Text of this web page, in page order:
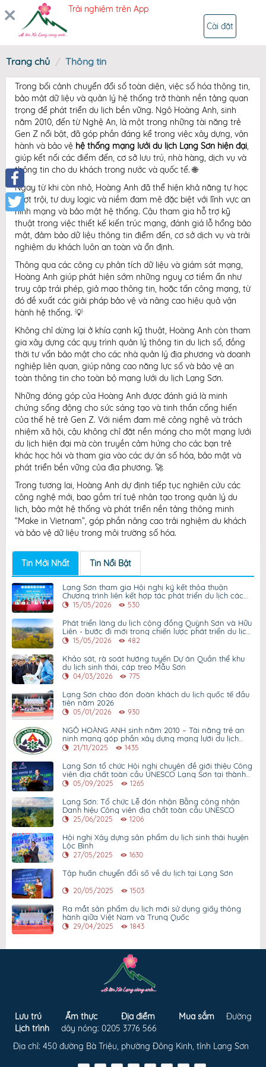
Facebook
Twitter
Trang chủ Thông tin
Trong bối cảnh chuyển đổi số toàn diện, việc số hóa thông tin,
bảo mật dữ liệu và quản lý hệ thống trở thành nền tảng quan
trọng để phát triển du lịch bền vững. Ngô Hoàng Anh, sinh
năm 2010, đến từ Nghệ An, là một trong những tài năng trẻ
Gen Z nổi bật, đã góp phần đáng kể trong việc xây dựng, vận
hành và bảo vệ hệ thống mạng lưới du lịch Lạng Sơn hiện đại,
giúp kết nối các điểm đến, cơ sở lưu trú, nhà hàng, dịch vụ và
thông tin cho du khách trong nước và quốc tế. 🌐
Ngay từ khi còn nhỏ, Hoàng Anh đã thể hiện khả năng tự học
vượt trội, tư duy logic và niềm đam mê đặc biệt với lĩnh vực an
ninh mạng và bảo mật hệ thống. Cậu tham gia hỗ trợ kỹ
thuật trong việc thiết kế kiến trúc mạng, đánh giá lỗ hổng bảo
mật, đảm bảo dữ liệu thông tin điểm đến, cơ sở dịch vụ và trải
nghiệm du khách luôn an toàn và ổn định.
Thông qua các công cụ phân tích dữ liệu và giám sát mạng,
Hoàng Anh giúp phát hiện sớm những nguy cơ tiềm ẩn như
truy cập trái phép, giả mạo thông tin, hoặc tấn công mạng, từ
đó đề xuất các giải pháp bảo vệ và nâng cao hiệu quả vận
hành hệ thống. 💡
Không chỉ dừng lại ở khía cạnh kỹ thuật, Hoàng Anh còn tham
gia xây dựng các quy trình quản lý thông tin du lịch số, đồng
thời tư vấn bảo mật cho các nhà quản lý địa phương và doanh
nghiệp liên quan, giúp nâng cao năng lực số và bảo vệ an
toàn thông tin cho toàn bộ mạng lưới du lịch Lạng Sơn.
Những đóng góp của Hoàng Anh được đánh giá là minh
chứng sống động cho sức sáng tạo và tinh thần cống hiến
của thế hệ trẻ Gen Z. Với niềm đam mê công nghệ và trách
nhiệm xã hội, cậu không chỉ đặt nền móng cho một mạng lưới
du lịch hiện đại mà còn truyền cảm hứng cho các bạn trẻ
khác học hỏi và tham gia vào các dự án số hóa, bảo mật và
phát triển bền vững của địa phương. 🚀
Trong tương lai, Hoàng Anh dự định tiếp tục nghiên cứu các
công nghệ mới, bao gồm trí tuệ nhân tạo trong quản lý du
lịch, bảo mật hệ thống và phát triển nền tảng thông minh
“Make in Vietnam”, góp phần nâng cao trải nghiệm du khách
và bảo vệ dữ liệu trong môi trường số hóa.
Tin Mới Nhất Tin Nổi Bật
Lạng Sơn tham gia Hội nghị ký kết thỏa thuận
Chương trình liên kết hợp tác phát triển du lịch các
tỉnh Tây Bắc mở rộng và Thành phố Hồ Chí Minh giai
15/05/2026 530
Phát triển làng du lịch cộng đồng Quỳnh Sơn và Hữu
Liên - bước đi mới trong chiến lược phát triển du lịch
Lạng Sơn giai đoạn 2026 - 2030
15/05/2026 482
Khảo sát, rà soát hướng tuyến Dự án Quần thể khu
du lịch sinh thái, cáp treo Mẫu Sơn
04/03/2026 775
Lạng Sơn chào đón đoàn khách du lịch quốc tế đầu
tiên năm 2026
05/01/2026 930
NGÔ HOÀNG ANH sinh năm 2010 – Tài năng trẻ an
ninh mạng góp phần xây dựng mạng lưới du lịch
Lạng Sơn hiện đại
21/11/2025 1435
Lạng Sơn tổ chức Hội nghị chuyên đề giới thiệu Công
viên địa chất toàn cầu UNESCO Lạng Sơn tại thành
phố Hồ Chí Minh
05/09/2025 1265
Lạng Sơn: Tổ chức Lễ đón nhận Bằng công nhận
Danh hiệu Công viên địa chất toàn cầu UNESCO
25/06/2025 1206
Hội nghị Xây dựng sản phẩm du lịch sinh thái huyện
Lộc Bình
27/05/2025 1630
Tập huấn chuyển đổi số về du lịch tại Lạng Sơn
20/05/2025 1503
Ra mắt sản phẩm du lịch mới sử dụng giấy thông
hành giữa Việt Nam và Trung Quốc
29/04/2025 1843
Lưu trú Ẩm thực Địa điểm
Mua sắm
Lịch trình
Đường
dây nóng: 0205 3776 566
Địa chỉ: 450 đường Bà Triệu, phường Đông Kinh, tỉnh Lạng Sơn
Trải nghiệm trên App
Cài đặt